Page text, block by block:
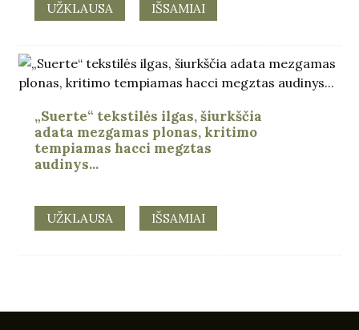
UŽKLAUSA IŠSAMIAI
„Suerte“ tekstilės ilgas, šiurkščia
adata mezgamas plonas, kritimo
tempiamas hacci megztas
audinys...
UŽKLAUSA IŠSAMIAI